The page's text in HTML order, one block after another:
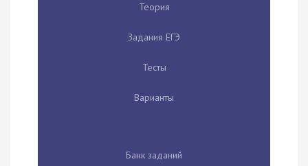
Теория
Задания ЕГЭ
Тесты
Варианты
Банк заданий